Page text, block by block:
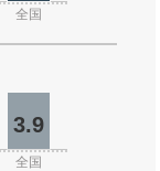
全国
3.9
全国